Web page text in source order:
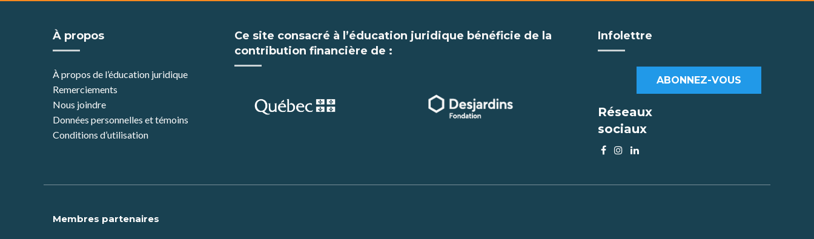
À propos
À propos de l’éducation juridique
Remerciements
Nous joindre
Données personnelles et témoins
Conditions d’utilisation
Ce site consacré à l’éducation juridique bénéficie de la
contribution financière de :
Infolettre
ABONNEZ-VOUS
Réseaux
sociaux
Membres partenaires